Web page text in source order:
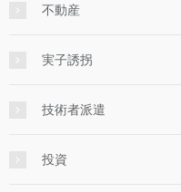
不動産
実子誘拐
技術者派遣
投資